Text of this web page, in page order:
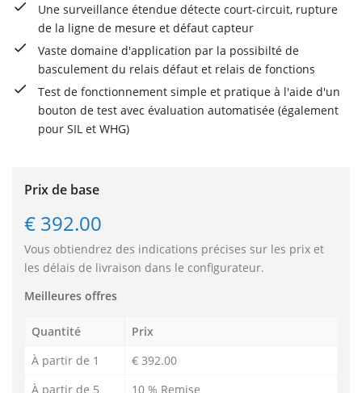
Une surveillance étendue détecte court-circuit, rupture
de la ligne de mesure et défaut capteur
Vaste domaine d'application par la possibilté de
basculement du relais défaut et relais de fonctions
Test de fonctionnement simple et pratique à l'aide d'un
bouton de test avec évaluation automatisée (également
pour SIL et WHG)
Prix de base
€ 392.00
Vous obtiendrez des indications précises sur les prix et
les délais de livraison dans le configurateur.
Meilleures offres
Quantité
Prix
À partir de 1
€ 392.00
À partir de 5
10 % Remise